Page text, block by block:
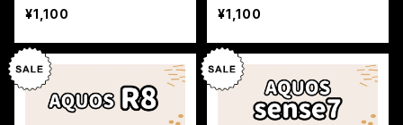
『鎧』全面フルカバー
¥1,100
『鎧』全面フルカバー
¥1,100